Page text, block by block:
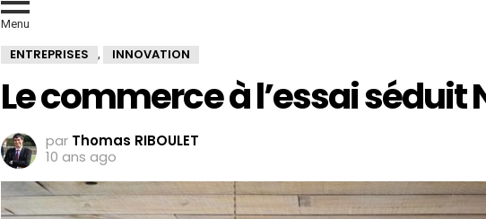
Menu
ENTREPRISES , INNOVATION
Le commerce à l’essai séduit
par Thomas RIBOULET
10 ans ago